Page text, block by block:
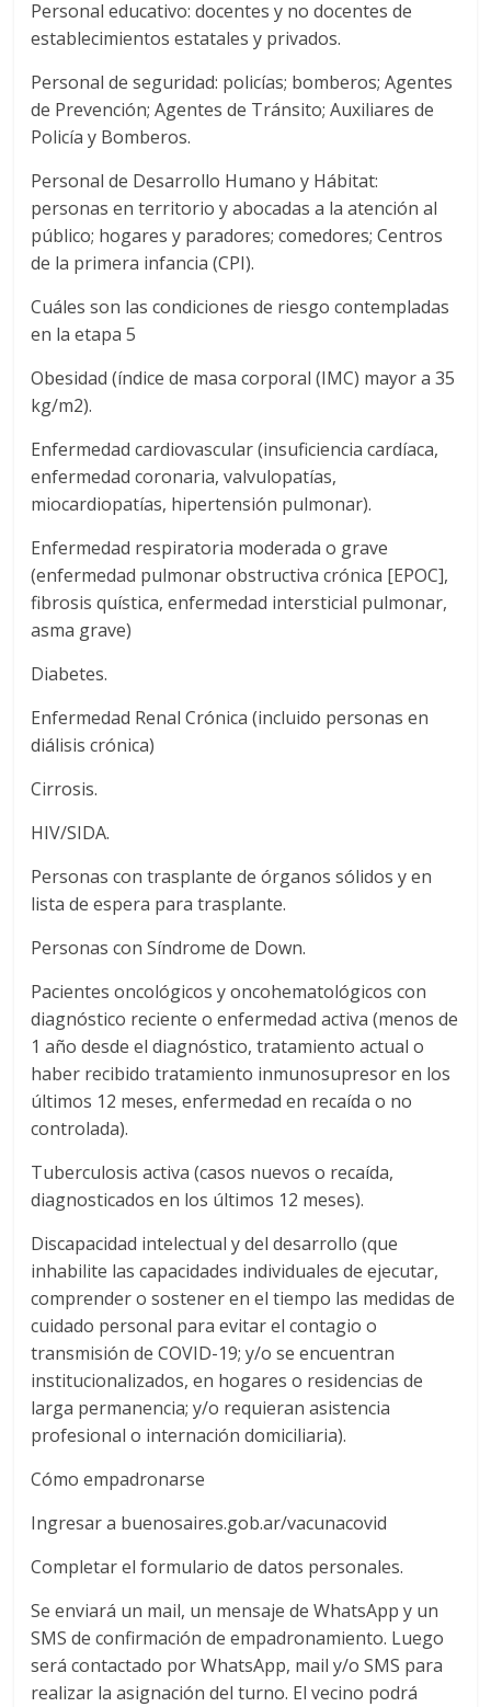
Personal educativo: docentes y no docentes de
establecimientos estatales y privados.
Personal de seguridad: policías; bomberos; Agentes
de Prevención; Agentes de Tránsito; Auxiliares de
Policía y Bomberos.
Personal de Desarrollo Humano y Hábitat:
personas en territorio y abocadas a la atención al
público; hogares y paradores; comedores; Centros
de la primera infancia (CPI).
Cuáles son las condiciones de riesgo contempladas
en la etapa 5
Obesidad (índice de masa corporal (IMC) mayor a 35
kg/m2).
Enfermedad cardiovascular (insuficiencia cardíaca,
enfermedad coronaria, valvulopatías,
miocardiopatías, hipertensión pulmonar).
Enfermedad respiratoria moderada o grave
(enfermedad pulmonar obstructiva crónica [EPOC],
fibrosis quística, enfermedad intersticial pulmonar,
asma grave)
Diabetes.
Enfermedad Renal Crónica (incluido personas en
diálisis crónica)
Cirrosis.
HIV/SIDA.
Personas con trasplante de órganos sólidos y en
lista de espera para trasplante.
Personas con Síndrome de Down.
Pacientes oncológicos y oncohematológicos con
diagnóstico reciente o enfermedad activa (menos de
1 año desde el diagnóstico, tratamiento actual o
haber recibido tratamiento inmunosupresor en los
últimos 12 meses, enfermedad en recaída o no
controlada).
Tuberculosis activa (casos nuevos o recaída,
diagnosticados en los últimos 12 meses).
Discapacidad intelectual y del desarrollo (que
inhabilite las capacidades individuales de ejecutar,
comprender o sostener en el tiempo las medidas de
cuidado personal para evitar el contagio o
transmisión de COVID-19; y/o se encuentran
institucionalizados, en hogares o residencias de
larga permanencia; y/o requieran asistencia
profesional o internación domiciliaria).
Cómo empadronarse
Ingresar a buenosaires.gob.ar/vacunacovid
Completar el formulario de datos personales.
Se enviará un mail, un mensaje de WhatsApp y un
SMS de confirmación de empadronamiento. Luego
será contactado por WhatsApp, mail y/o SMS para
realizar la asignación del turno. El vecino podrá